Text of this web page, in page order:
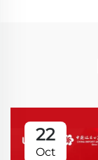
22
Oct